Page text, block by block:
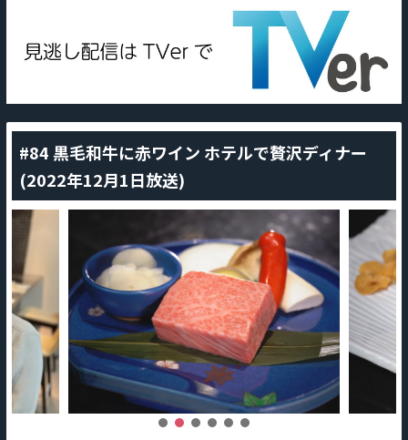
#84 黒毛和牛に赤ワイン ホテルで贅沢ディナー
(2022年12月1日放送)